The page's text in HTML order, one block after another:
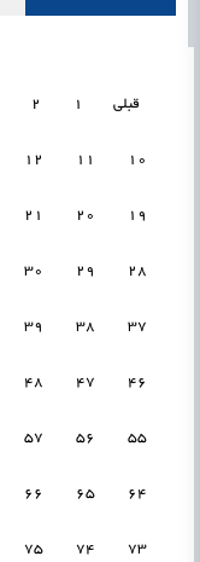
قبلی 1
2
10
11
12
19
20
21
28
29
30
37
38
39
46
47
48
55
56
57
64
65
66
73
74
75